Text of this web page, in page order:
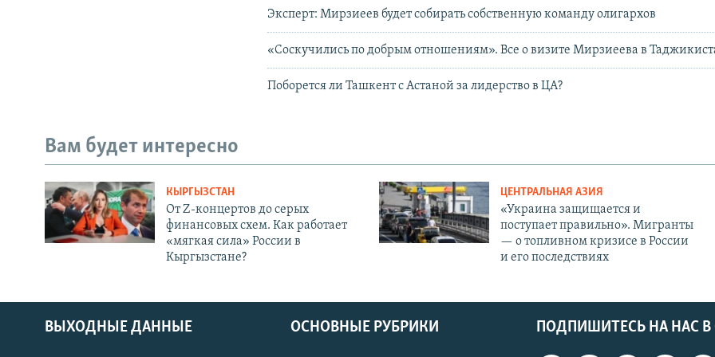
Эксперт: Мирзиеев будет собирать собственную команду олигархов
«Соскучились по добрым отношениям». Все о визите Мирзиеева в
Поборется ли Ташкент с Астаной за лидерство в ЦА?
Вам будет интересно
КЫРГЫЗСТАН
От Z-концертов до серых
финансовых схем. Как работает
«мягкая сила» России в
Кыргызстане?
ЦЕНТРАЛЬНАЯ АЗИЯ
«Украина защищается и
поступает правильно». Мигранты
— о топливном кризисе в России
и его последствиях
ПОДПИШИТЕСЬ НА НАС В
ВЫХОДНЫЕ ДАННЫЕ ОСНОВНЫЕ РУБРИКИ